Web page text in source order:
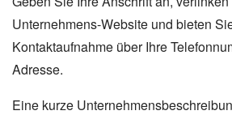
Unternehmens-Website und bieten
Kontaktaufnahme über Ihre
Adresse.
Eine kurze